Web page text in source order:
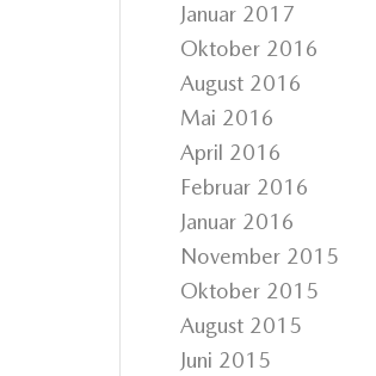
Januar 2017
Oktober 2016
August 2016
Mai 2016
April 2016
Februar 2016
Januar 2016
November 2015
Oktober 2015
August 2015
Juni 2015